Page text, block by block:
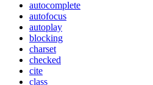
autocomplete
autofocus
autoplay
blocking
charset
checked
cite
class